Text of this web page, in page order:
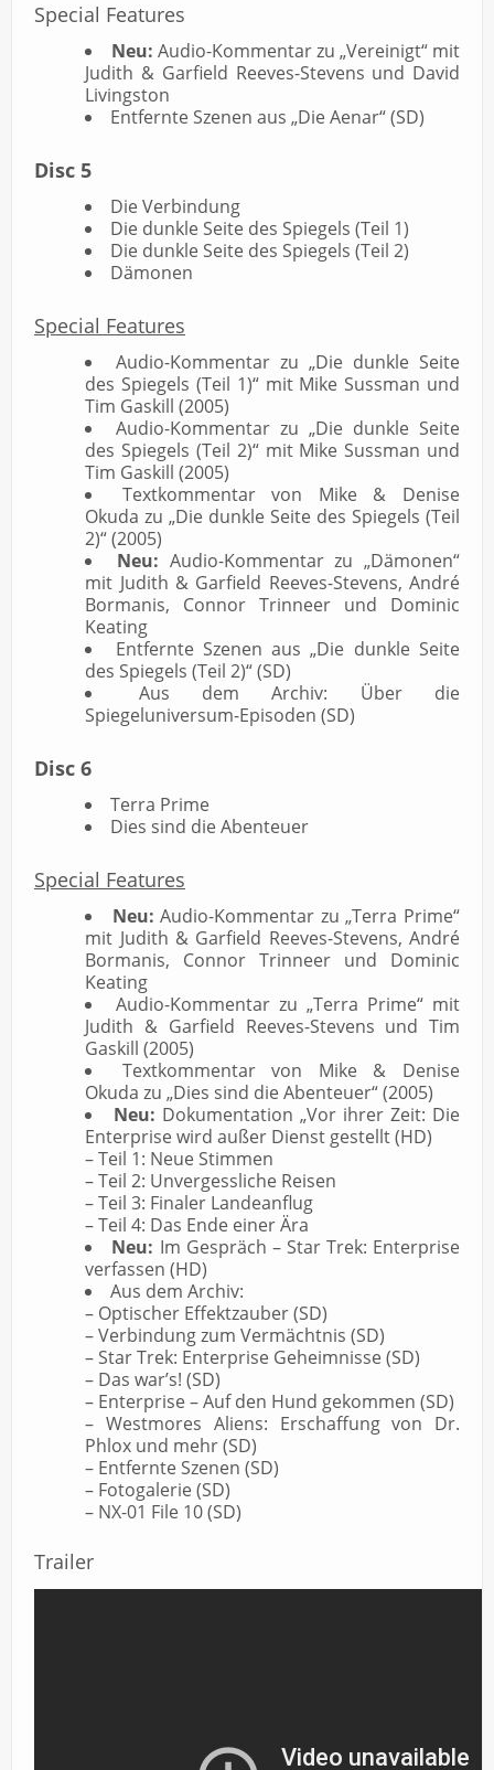
Special Features
Neu: Audio-Kommentar zu „Vereinigt“ mit
Judith & Garfield Reeves-Stevens und David
Livingston
Entfernte Szenen aus „Die Aenar“ (SD)
Disc 5
Die Verbindung
Die dunkle Seite des Spiegels (Teil 1)
Die dunkle Seite des Spiegels (Teil 2)
Dämonen
Special Features
Audio-Kommentar zu „Die dunkle Seite
des Spiegels (Teil 1)“ mit Mike Sussman und
Tim Gaskill (2005)
Audio-Kommentar zu „Die dunkle Seite
des Spiegels (Teil 2)“ mit Mike Sussman und
Tim Gaskill (2005)
Textkommentar von Mike & Denise
Okuda zu „Die dunkle Seite des Spiegels (Teil
2)“ (2005)
Neu: Audio-Kommentar zu „Dämonen“
mit Judith & Garfield Reeves-Stevens, André
Bormanis, Connor Trinneer und Dominic
Keating
Entfernte Szenen aus „Die dunkle Seite
des Spiegels (Teil 2)“ (SD)
Aus dem Archiv: Über die
Spiegeluniversum-Episoden (SD)
Disc 6
Terra Prime
Dies sind die Abenteuer
Special Features
Neu: Audio-Kommentar zu „Terra Prime“
mit Judith & Garfield Reeves-Stevens, André
Bormanis, Connor Trinneer und Dominic
Keating
Audio-Kommentar zu „Terra Prime“ mit
Judith & Garfield Reeves-Stevens und Tim
Gaskill (2005)
Textkommentar von Mike & Denise
Okuda zu „Dies sind die Abenteuer“ (2005)
Neu: Dokumentation „Vor ihrer Zeit: Die
Enterprise wird außer Dienst gestellt (HD)
– Teil 1: Neue Stimmen
– Teil 2: Unvergessliche Reisen
– Teil 3: Finaler Landeanflug
– Teil 4: Das Ende einer Ära
Neu: Im Gespräch – Star Trek: Enterprise
verfassen (HD)
Aus dem Archiv:
– Optischer Effektzauber (SD)
– Verbindung zum Vermächtnis (SD)
– Star Trek: Enterprise Geheimnisse (SD)
– Das war’s! (SD)
– Enterprise – Auf den Hund gekommen (SD)
– Westmores Aliens: Erschaffung von Dr.
Phlox und mehr (SD)
– Entfernte Szenen (SD)
– Fotogalerie (SD)
– NX-01 File 10 (SD)
Trailer